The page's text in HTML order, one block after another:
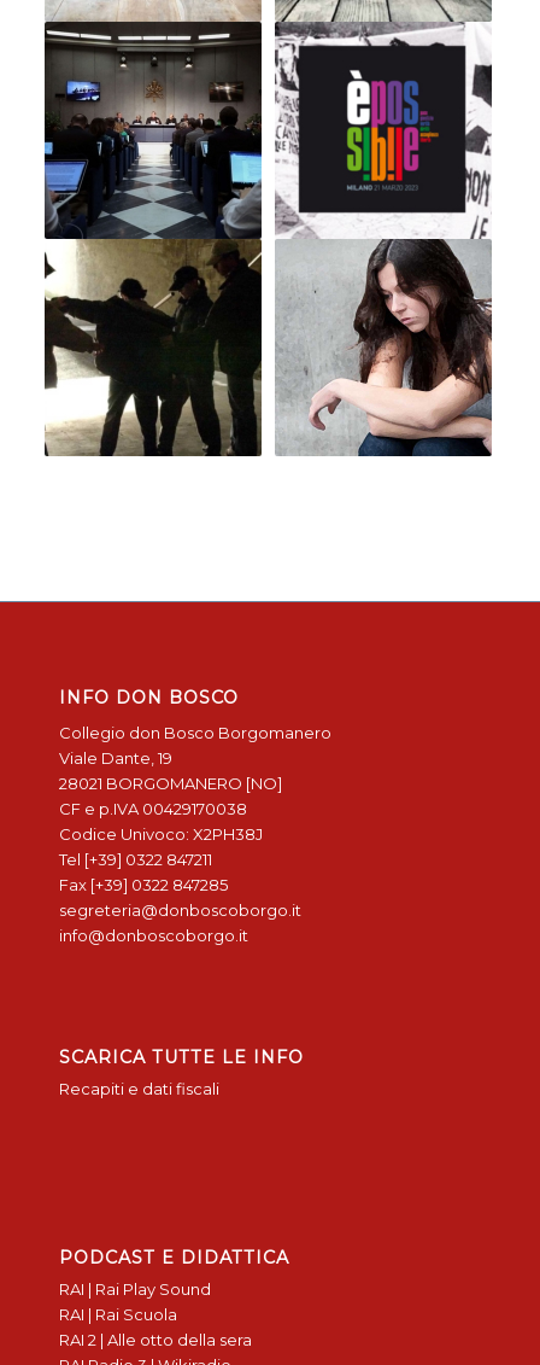
INFO DON BOSCO
Collegio don Bosco Borgomanero
Viale Dante, 19
28021 BORGOMANERO [NO]
CF e p.IVA 00429170038
Codice Univoco: X2PH38J
Tel [+39] 0322 847211
Fax [+39] 0322 847285
segreteria@donboscoborgo.it
info@donboscoborgo.it
SCARICA TUTTE LE INFO
Recapiti e dati fiscali
PODCAST E DIDATTICA
RAI | Rai Play Sound
RAI | Rai Scuola
RAI 2 | Alle otto della sera